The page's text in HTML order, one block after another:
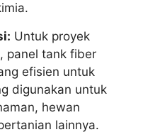
Untuk proyek
panel tank fiber
efisien untuk
digunakan untuk
hewan
lainnya.